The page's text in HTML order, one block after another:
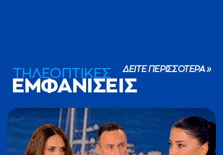
ΤΗΛΕΟΠΤΙΚΕΣ
ΕΜΦΑΝΙΣΕΙΣ
ΔΕΙΤΕ ΠΕΡΙΣΣΟΤΕΡΑ »